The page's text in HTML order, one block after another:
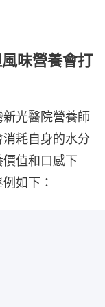
味營養會打
光醫院營養師
耗自身的水分
值和口感下
如下：